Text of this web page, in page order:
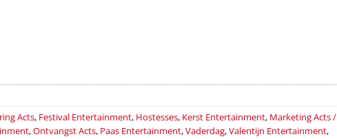
Acts, Festival Entertainment, Hostesses, Kerst Entertainment, Marketing Acts /
,Ontvangst Acts, Paas Entertainment,Vaderdag,Valentijn Entertainment,